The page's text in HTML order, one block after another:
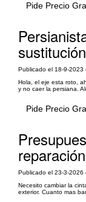
Pide Precio
Publicado el 18-9-2023
Hola, el eje esta roto,
y no caer la persiana.
Pide Precio
Publicado el 23-3-2026
Necesito cambiar la
exterior. Cuanto mas